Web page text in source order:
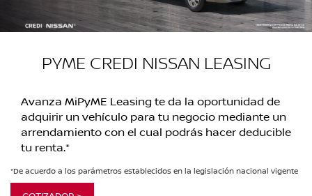
PYME CREDI NISSAN LEASING
Avanza MiPyME Leasing te da la oportunidad de
adquirir un vehículo para tu negocio mediante un
arrendamiento con el cual podrás hacer deducible
tu renta.*
*De acuerdo a los parámetros establecidos en la legislación nacional vigente